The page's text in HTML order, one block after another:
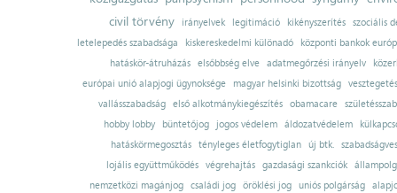
civil törvény
irányelvek legitimáció kikényszerítés szociális
letelepedés szabadsága
kiskereskedelmi különadó
központi bankok
hatáskör-átruházás
elsőbbség elve adatmegőrzési irányelv
európai unió alapjogi ügynoksége
magyar helsinki bizottság
vesztegetés
vallásszabadság
első alkotmánykiegészítés obamacare
hobby lobby
büntetőjog jogos védelem áldozatvédelem
hatáskörmegosztás tényleges életfogytiglan új btk.
lojális együttműködés
végrehajtás gazdasági szankciók
nemzetközi magánjog
családi jog öröklési jog uniós polgárság